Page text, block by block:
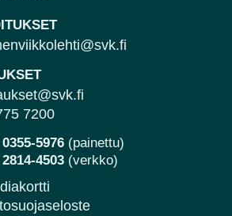
7200
5976 (painettu)
4503 (verkko)